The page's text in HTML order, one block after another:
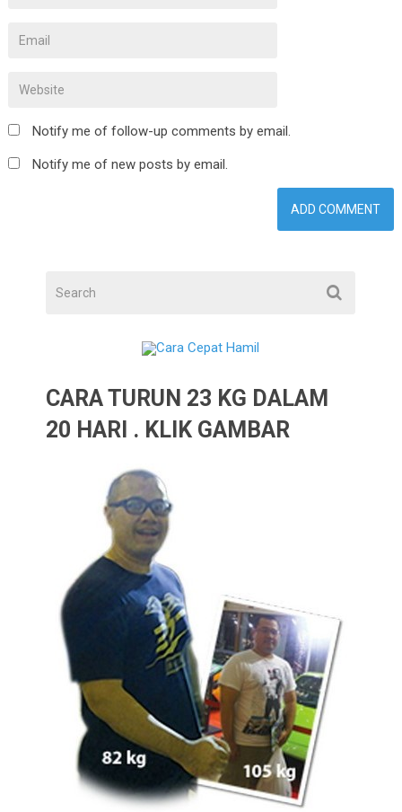
Notify me of follow-up comments by email.
Notify me of new posts by email.
CARA TURUN 23 KG DALAM
20 HARI . KLIK GAMBAR